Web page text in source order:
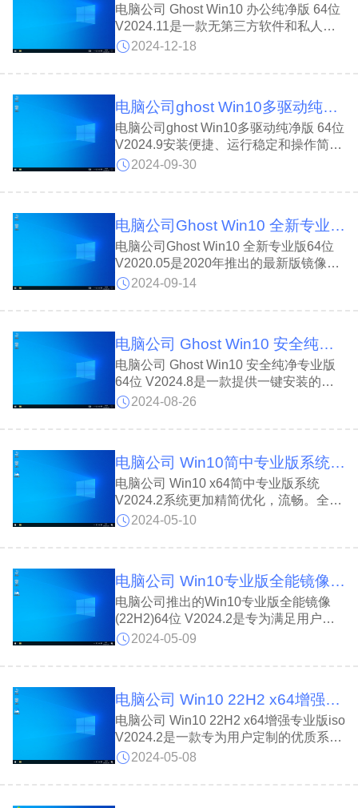
电脑公司 Ghost Win10 办公纯净版 64位
V2024.11是一款无第三方软件和私人信
息的洁净系统。电脑公司 Ghost Win10
优化，提供稳定优质的系统激活服务，无
保护，运行稳定可靠，是您的理想选择。
2024-12-18
电脑公司ghost Win10多驱动纯净版 64位 V2024.9
电脑公司ghost Win10多驱动纯净版 64位
V2024.9安装便捷、运行稳定和操作简易,
深受到用户青睐。电脑公司ghost Win10
IDESATAUSB光驱等多种安装方式;提供
轻松浏览和访问不同功能;桌面排版整
齐，应用功能布局合理，为用户带来整洁
直观的使用体验。
2024-09-30
电脑公司Ghost Win10 全新专业版64位 V2020.05
电脑公司Ghost Win10 全新专业版64位
V2020.05是2020年推出的最新版镜像系
统，基于微软正版Win7 SP1旗舰版制
制作过程中完全断网，有效避免了病毒入
更贴合国人使用习惯，是日常使用的理想
选择。
2024-09-14
电脑公司 Ghost Win10 安全纯净专业版 64位 V2024.8
电脑公司 Ghost Win10 安全纯净专业版
64位 V2024.8是一款提供一键安装的操
作系统，优化系统运行，不影响软硬件兼
和在线更新，永久激活,界面简洁、操作
求，为用户带来高效便捷的安装体验。
2024-08-26
电脑公司 Win10简中专业版系统 64位 V2024.2
电脑公司 Win10 x64简中专业版系统
V2024.2系统更加精简优化，流畅。全面
更新至2024年最新补丁，支持全简体中
提升运行效率。适用于各种电脑型号，安
载!为您的计算机注入新活力!
2024-05-10
电脑公司 Win10专业版全能镜像(22H2)64位 V2024.2
电脑公司推出的Win10专业版全能镜像
(22H2)64位 V2024.2是专为满足用户高
效、稳定需求而打造。具备自动更新功
新与驱动，优化体验，提升性能。一键安
场景。无论是办公还是娱乐，都能为您提
供流畅、稳定的操作体验。
2024-05-09
电脑公司 Win10 22H2 x64增强专业版iso V2024.2
电脑公司 Win10 22H2 x64增强专业版iso
V2024.2是一款专为用户定制的优质系
统。它不用人工操作，自动适配硬件，无
键部署，省时省心。关闭冗余打印服务，
2024-05-08